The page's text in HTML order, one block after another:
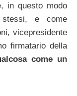
in questo modo
stessi, e come
vicepresidente
firmatario della
come un